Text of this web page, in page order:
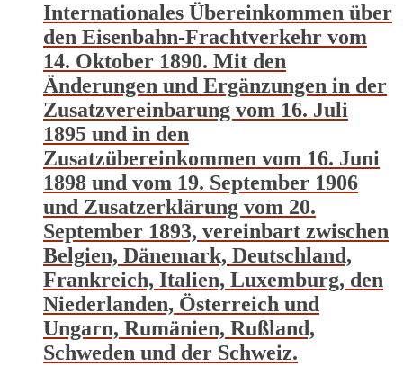
Internationales Übereinkommen über
den Eisenbahn-Frachtverkehr vom
14. Oktober 1890. Mit den
Änderungen und Ergänzungen in der
Zusatzvereinbarung vom 16. Juli
1895 und in den
Zusatzübereinkommen vom 16. Juni
1898 und vom 19. September 1906
und Zusatzerklärung vom 20.
September 1893, vereinbart zwischen
Belgien, Dänemark, Deutschland,
Frankreich, Italien, Luxemburg, den
Niederlanden, Österreich und
Ungarn, Rumänien, Rußland,
Schweden und der Schweiz.